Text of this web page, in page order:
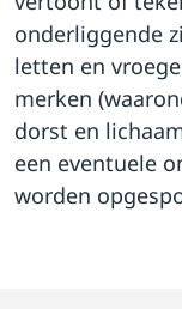
onderliggende
letten en
merken
dorst en
een eventuele
worden